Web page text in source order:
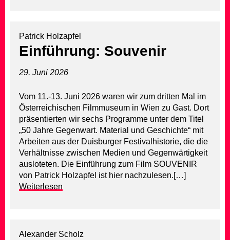
Patrick Holzapfel
Einführung: Souvenir
29. Juni 2026
Vom 11.-13. Juni 2026 waren wir zum dritten Mal im
Österreichischen Filmmuseum in Wien zu Gast. Dort
präsentierten wir sechs Programme unter dem Titel
„50 Jahre Gegenwart. Material und Geschichte“ mit
Arbeiten aus der Duisburger Festivalhistorie, die die
Verhältnisse zwischen Medien und Gegenwärtigkeit
ausloteten. Die Einführung zum Film SOUVENIR
von Patrick Holzapfel ist hier nachzulesen.[…]
Weiterlesen
Alexander Scholz